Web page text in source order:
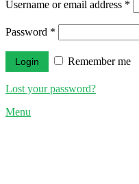
Username or email address *
Password *
Remember me
Lost your password?
Menu